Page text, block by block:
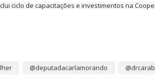
ciclo de capacitações e investimentos na
@deputadacarlamorando